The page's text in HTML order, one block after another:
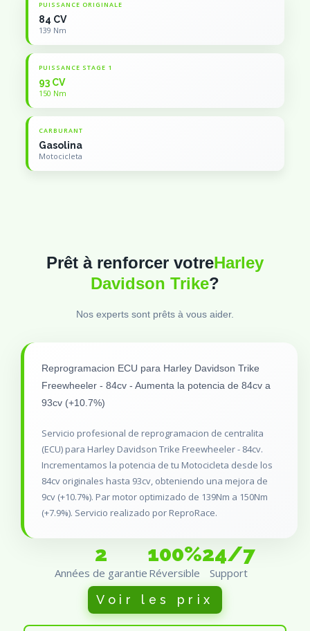
PUISSANCE ORIGINALE
84 CV
139 Nm
PUISSANCE STAGE 1
93 CV
150 Nm
CARBURANT
Gasolina
Motocicleta
Prêt à renforcer votreHarley
Davidson Trike?
Nos experts sont prêts à vous aider.
Reprogramacion ECU para Harley Davidson Trike
Freewheeler - 84cv - Aumenta la potencia de 84cv a
93cv (+10.7%)
Servicio profesional de reprogramacion de centralita
(ECU) para Harley Davidson Trike Freewheeler - 84cv.
Incrementamos la potencia de tu Motocicleta desde los
84cv originales hasta 93cv, obteniendo una mejora de
9cv (+10.7%). Par motor optimizado de 139Nm a 150Nm
(+7.9%). Servicio realizado por ReproRace.
2
Années de garantie
100%
Réversible
24/7
Support
Voir les prix